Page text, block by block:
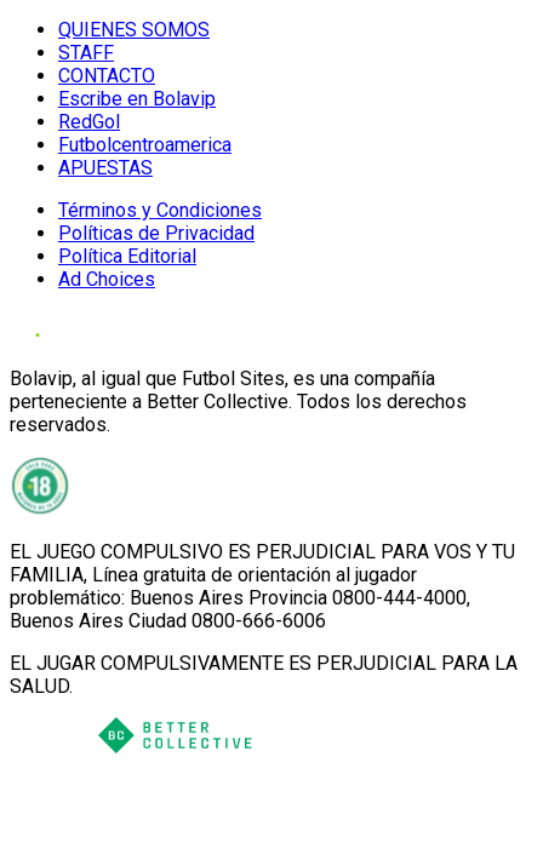
QUIENES SOMOS
STAFF
CONTACTO
Escribe en Bolavip
RedGol
Futbolcentroamerica
APUESTAS
Términos y Condiciones
Políticas de Privacidad
Política Editorial
Ad Choices
Bolavip, al igual que Futbol Sites, es una compañía
perteneciente a Better Collective. Todos los derechos
reservados.
EL JUEGO COMPULSIVO ES PERJUDICIAL PARA VOS Y TU
FAMILIA, Línea gratuita de orientación al jugador
problemático: Buenos Aires Provincia 0800-444-4000,
Buenos Aires Ciudad 0800-666-6006
EL JUGAR COMPULSIVAMENTE ES PERJUDICIAL PARA LA
SALUD.